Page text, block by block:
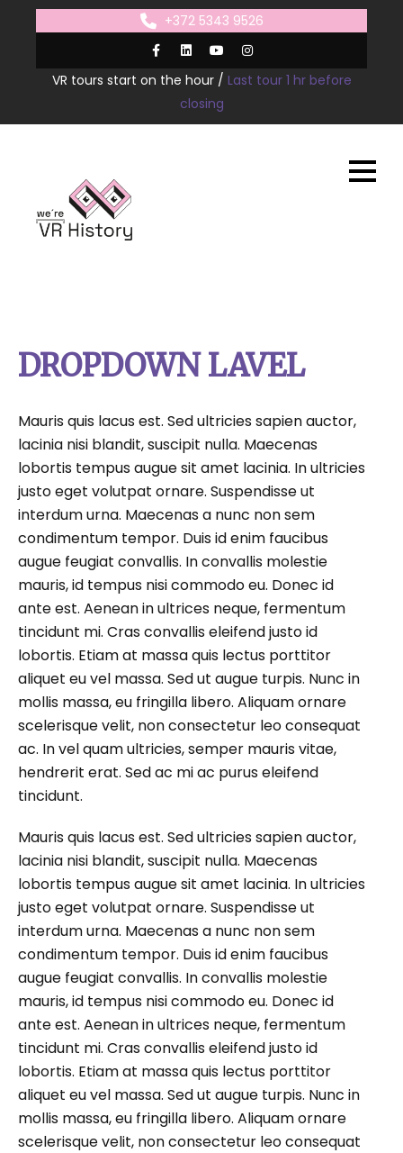
+372 5343 9526
VR tours start on the hour / Last tour 1 hr before
closing
DROPDOWN LAVEL
Mauris quis lacus est. Sed ultricies sapien auctor,
lacinia nisi blandit, suscipit nulla. Maecenas
lobortis tempus augue sit amet lacinia. In ultricies
justo eget volutpat ornare. Suspendisse ut
interdum urna. Maecenas a nunc non sem
condimentum tempor. Duis id enim faucibus
augue feugiat convallis. In convallis molestie
mauris, id tempus nisi commodo eu. Donec id
ante est. Aenean in ultrices neque, fermentum
tincidunt mi. Cras convallis eleifend justo id
lobortis. Etiam at massa quis lectus porttitor
aliquet eu vel massa. Sed ut augue turpis. Nunc in
mollis massa, eu fringilla libero. Aliquam ornare
scelerisque velit, non consectetur leo consequat
ac. In vel quam ultricies, semper mauris vitae,
hendrerit erat. Sed ac mi ac purus eleifend
tincidunt.
Mauris quis lacus est. Sed ultricies sapien auctor,
lacinia nisi blandit, suscipit nulla. Maecenas
lobortis tempus augue sit amet lacinia. In ultricies
justo eget volutpat ornare. Suspendisse ut
interdum urna. Maecenas a nunc non sem
condimentum tempor. Duis id enim faucibus
augue feugiat convallis. In convallis molestie
mauris, id tempus nisi commodo eu. Donec id
ante est. Aenean in ultrices neque, fermentum
tincidunt mi. Cras convallis eleifend justo id
lobortis. Etiam at massa quis lectus porttitor
aliquet eu vel massa. Sed ut augue turpis. Nunc in
mollis massa, eu fringilla libero. Aliquam ornare
scelerisque velit, non consectetur leo consequat